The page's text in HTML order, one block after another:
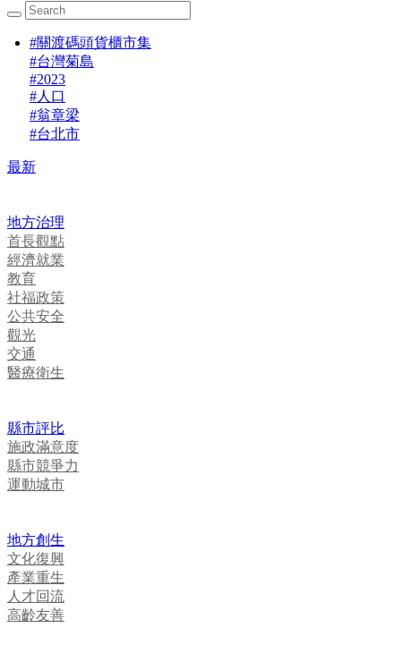
#關渡碼頭貨櫃市集
#台灣菊島
#2023
#人口
#翁章梁
#台北市
最新
地方治理
首長觀點
經濟就業
教育
社福政策
公共安全
觀光
交通
醫療衛生
縣市評比
施政滿意度
縣市競爭力
運動城市
地方創生
文化復興
產業重生
人才回流
高齡友善